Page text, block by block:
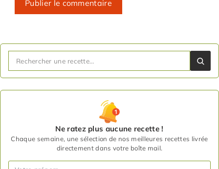
Ne ratez plus aucune recette !
Chaque semaine, une sélection de nos meilleures recettes livrée
directement dans votre boîte mail.